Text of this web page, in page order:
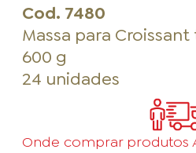
Cod. 7480
Massa para
600 g
24 unidades
Onde comprar produtos